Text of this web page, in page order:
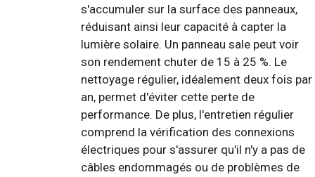
s'accumuler sur la surface des panneaux,
réduisant ainsi leur capacité à capter la
lumière solaire. Un panneau sale peut voir
son rendement chuter de 15 à 25 %. Le
nettoyage régulier, idéalement deux fois par
an, permet d'éviter cette perte de
performance. De plus, l'entretien régulier
comprend la vérification des connexions
électriques pour s'assurer qu'il n'y a pas de
câbles endommagés ou de problèmes de